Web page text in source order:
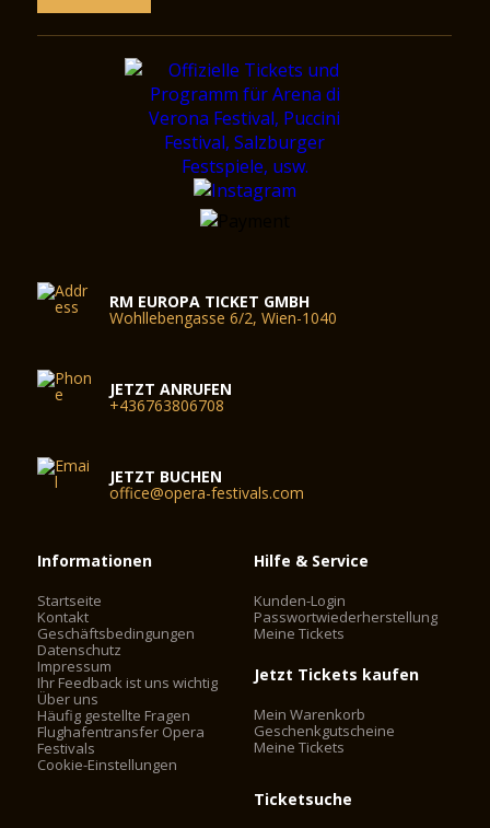
RM EUROPA TICKET GMBH
Wohllebengasse 6/2, Wien-1040
JETZT ANRUFEN
+436763806708
JETZT BUCHEN
office@opera-festivals.com
Informationen
Startseite
Kontakt
Geschäftsbedingungen
Datenschutz
Impressum
Ihr Feedback ist uns wichtig
Über uns
Häufig gestellte Fragen
Flughafentransfer Opera
Festivals
Cookie-Einstellungen
Hilfe & Service
Kunden-Login
Passwortwiederherstellung
Meine Tickets
Jetzt Tickets kaufen
Mein Warenkorb
Geschenkgutscheine
Meine Tickets
Ticketsuche